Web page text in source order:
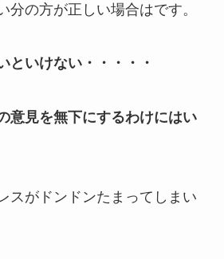
分の方が正しい場合はです。
といけない・・・・・
意見を無下にするわけにはい
スがドンドンたまってしまい